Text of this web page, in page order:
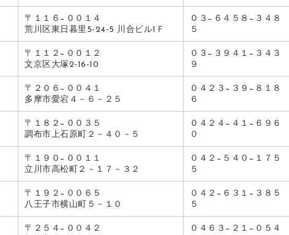
〒１１６−００１４
荒川区東日暮里5-24-5 川合ビル1Ｆ
０３−６４５８−３４８
５
〒１１２−００１２
文京区大塚2-16-10
０３−３９４１−３４３
９
〒２０６−００４１
多摩市愛宕４－６－２５
０４２３−３９−８１８
６
〒１８２−００３５
調布市上石原町２－４０－５
０４２４−４１−６９６
０
〒１９０−００１１
立川市高松町２－１７－３２
０４２−５４０−１７５
５
〒１９２−００６５
八王子市横山町５－１０
０４２−６３１−３８５
５
〒２５４−００４２
０４６３−２１−０５４